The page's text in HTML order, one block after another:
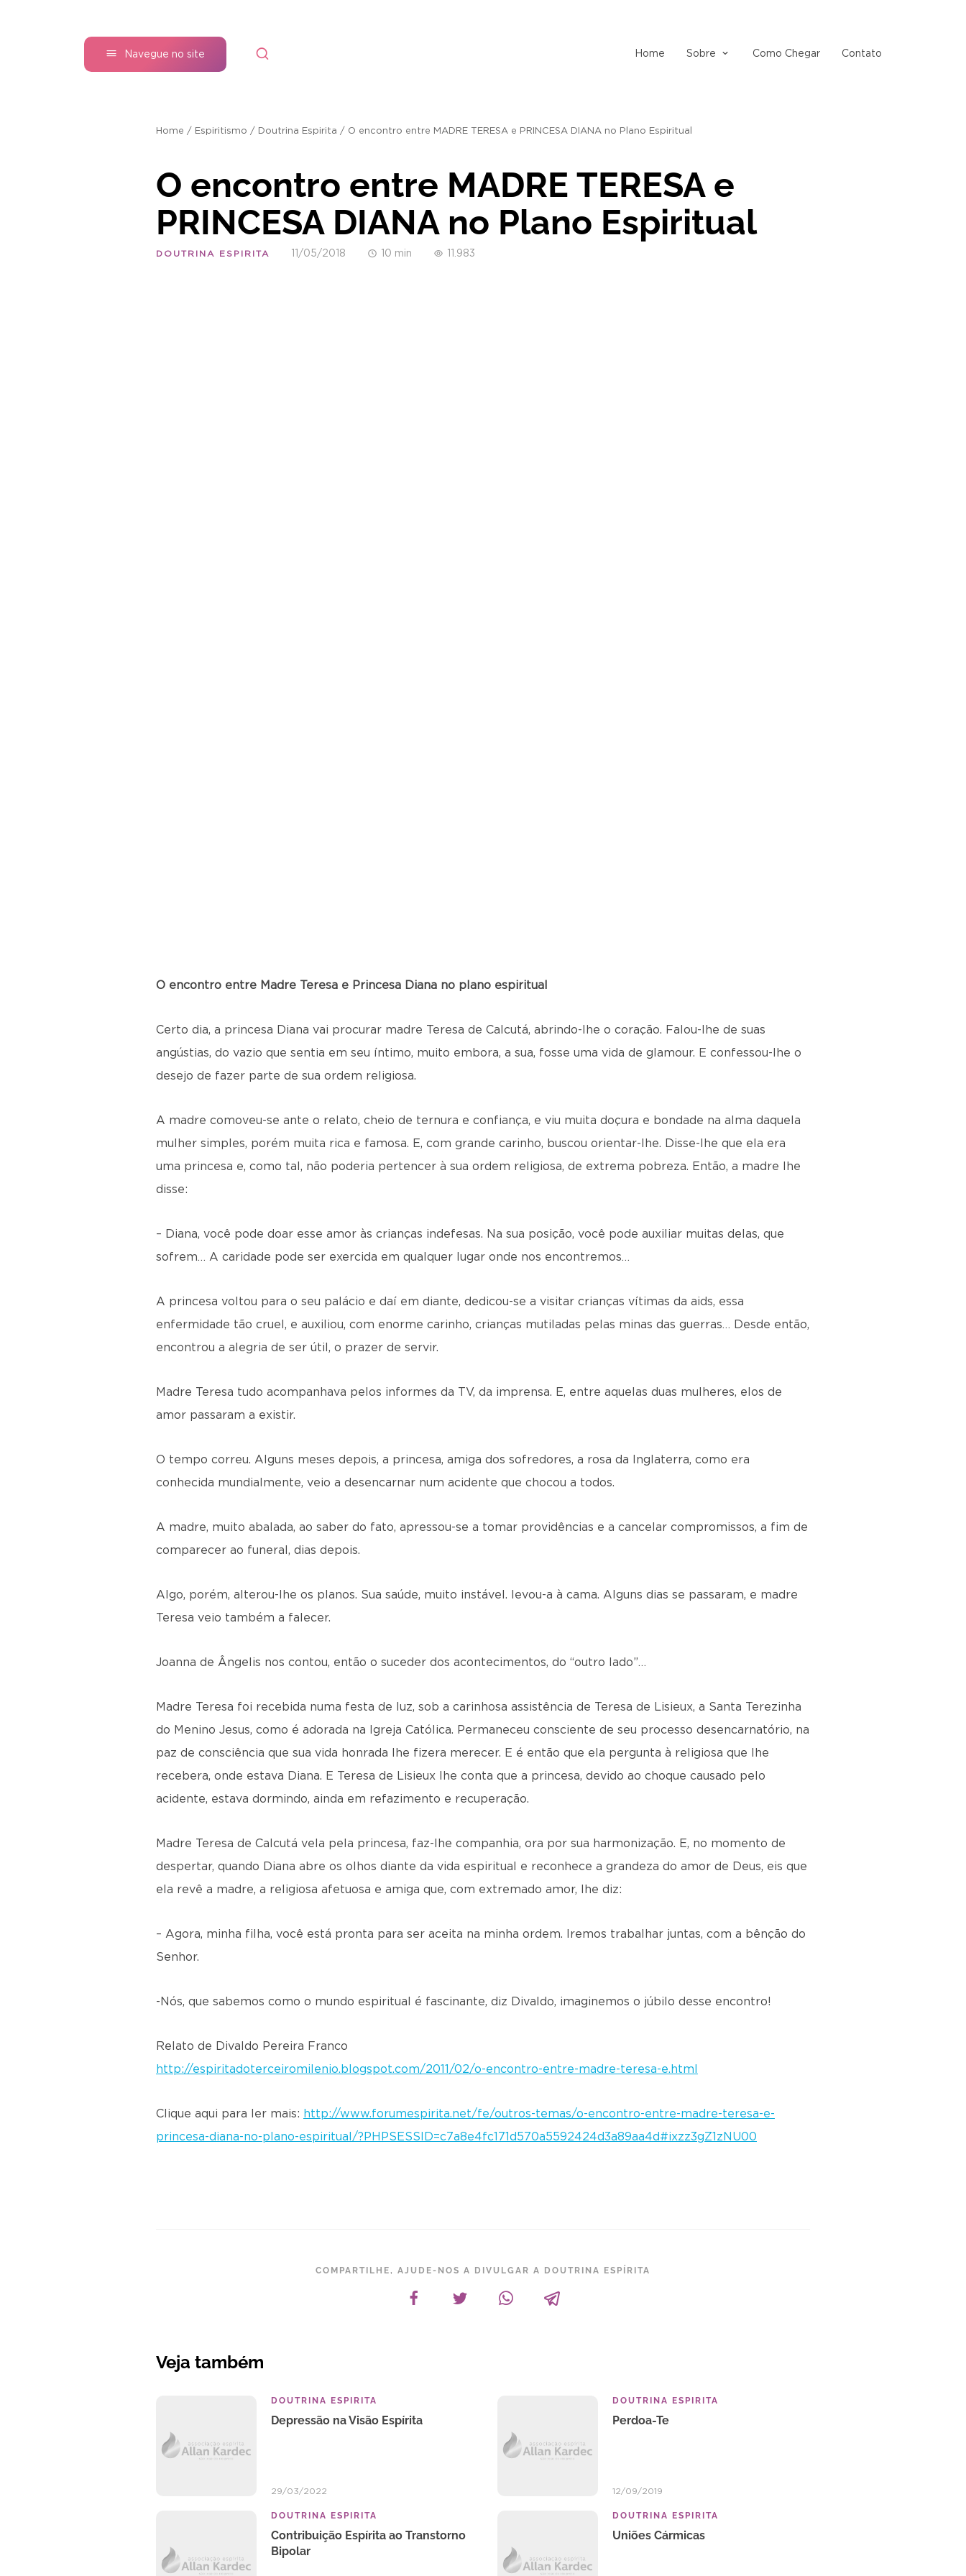
Navegue no site Home Sobre Como Chegar Contato
Home / Espiritismo / Doutrina Espirita / O encontro entre MADRE TERESA e PRINCESA DIANA no Plano Espiritual
O encontro entre MADRE TERESA e
PRINCESA DIANA no Plano Espiritual
DOUTRINA ESPIRITA 11/05/2018 10 min 11.983
O encontro entre Madre Teresa e Princesa Diana no plano espiritual
Certo dia, a princesa Diana vai procurar madre Teresa de Calcutá, abrindo-lhe o coração. Falou-lhe de suas
angústias, do vazio que sentia em seu íntimo, muito embora, a sua, fosse uma vida de glamour. E confessou-lhe o
desejo de fazer parte de sua ordem religiosa.
A madre comoveu-se ante o relato, cheio de ternura e confiança, e viu muita doçura e bondade na alma daquela
mulher simples, porém muita rica e famosa. E, com grande carinho, buscou orientar-lhe. Disse-lhe que ela era
uma princesa e, como tal, não poderia pertencer à sua ordem religiosa, de extrema pobreza. Então, a madre lhe
disse:
– Diana, você pode doar esse amor às crianças indefesas. Na sua posição, você pode auxiliar muitas delas, que
sofrem… A caridade pode ser exercida em qualquer lugar onde nos encontremos…
A princesa voltou para o seu palácio e daí em diante, dedicou-se a visitar crianças vítimas da aids, essa
enfermidade tão cruel, e auxiliou, com enorme carinho, crianças mutiladas pelas minas das guerras… Desde então,
encontrou a alegria de ser útil, o prazer de servir.
Madre Teresa tudo acompanhava pelos informes da TV, da imprensa. E, entre aquelas duas mulheres, elos de
amor passaram a existir.
O tempo correu. Alguns meses depois, a princesa, amiga dos sofredores, a rosa da Inglaterra, como era
conhecida mundialmente, veio a desencarnar num acidente que chocou a todos.
A madre, muito abalada, ao saber do fato, apressou-se a tomar providências e a cancelar compromissos, a fim de
comparecer ao funeral, dias depois.
Algo, porém, alterou-lhe os planos. Sua saúde, muito instável. levou-a à cama. Alguns dias se passaram, e madre
Teresa veio também a falecer.
Joanna de Ângelis nos contou, então o suceder dos acontecimentos, do “outro lado”…
Madre Teresa foi recebida numa festa de luz, sob a carinhosa assistência de Teresa de Lisieux, a Santa Terezinha
do Menino Jesus, como é adorada na Igreja Católica. Permaneceu consciente de seu processo desencarnatório, na
paz de consciência que sua vida honrada lhe fizera merecer. E é então que ela pergunta à religiosa que lhe
recebera, onde estava Diana. E Teresa de Lisieux lhe conta que a princesa, devido ao choque causado pelo
acidente, estava dormindo, ainda em refazimento e recuperação.
Madre Teresa de Calcutá vela pela princesa, faz-lhe companhia, ora por sua harmonização. E, no momento de
despertar, quando Diana abre os olhos diante da vida espiritual e reconhece a grandeza do amor de Deus, eis que
ela revê a madre, a religiosa afetuosa e amiga que, com extremado amor, lhe diz:
– Agora, minha filha, você está pronta para ser aceita na minha ordem. Iremos trabalhar juntas, com a bênção do
Senhor.
-Nós, que sabemos como o mundo espiritual é fascinante, diz Divaldo, imaginemos o júbilo desse encontro!
Relato de Divaldo Pereira Franco
http://espiritadoterceiromilenio.blogspot.com/2011/02/o-encontro-entre-madre-teresa-e.html
Clique aqui para ler mais: http://www.forumespirita.net/fe/outros-temas/o-encontro-entre-madre-teresa-e-
princesa-diana-no-plano-espiritual/?PHPSESSID=c7a8e4fc171d570a5592424d3a89aa4d#ixzz3gZ1zNU00
COMPARTILHE, AJUDE-NOS A DIVULGAR A DOUTRINA ESPÍRITA
Veja também
DOUTRINA ESPIRITA
Depressão na Visão Espírita
29/03/2022
DOUTRINA ESPIRITA
Perdoa-Te
12/09/2019
DOUTRINA ESPIRITA
Contribuição Espírita ao Transtorno
Bipolar
DOUTRINA ESPIRITA
Uniões Cármicas